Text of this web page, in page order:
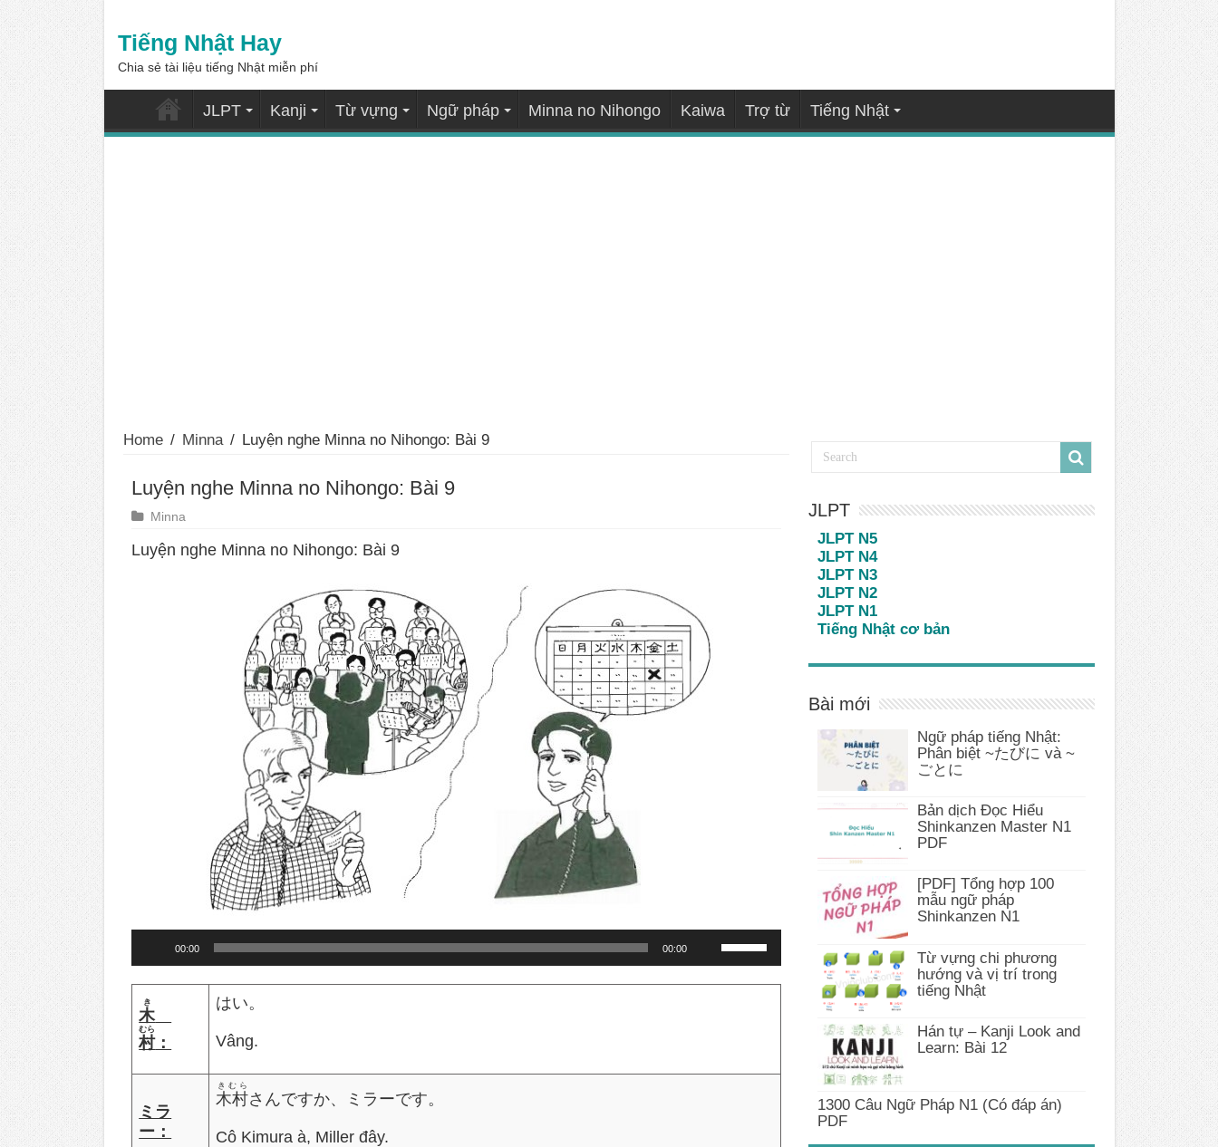
Tiếng Nhật Hay
Chia sẻ tài liệu tiếng Nhật miễn phí
JLPT Kanji Từ vựng Ngữ pháp Minna no Nihongo Kaiwa Trợ từ Tiếng Nhật
Home / Minna / Luyện nghe Minna no Nihongo: Bài 9
Luyện nghe Minna no Nihongo: Bài 9
Minna
Luyện nghe Minna no Nihongo: Bài 9
00:00 00:00
decrease
木
き
村
むら
：
はい。
Vâng.
ミラ
ー：
木村
きむら
さんですか、ミラーです。
Cô Kimura à, Miller đây.
JLPT
JLPT N5
JLPT N4
JLPT N3
JLPT N2
JLPT N1
Tiếng Nhật cơ bản
Bài mới
Ngữ pháp tiếng Nhật:
Phân biệt ~たびに và ~
ごとに
Bản dịch Đọc Hiểu
Shinkanzen Master N1
PDF
[PDF] Tổng hợp 100
mẫu ngữ pháp
Shinkanzen N1
Từ vựng chi phương
hướng và vị trí trong
tiếng Nhật
Hán tự – Kanji Look and
Learn: Bài 12
1300 Câu Ngữ Pháp N1 (Có đáp án)
PDF